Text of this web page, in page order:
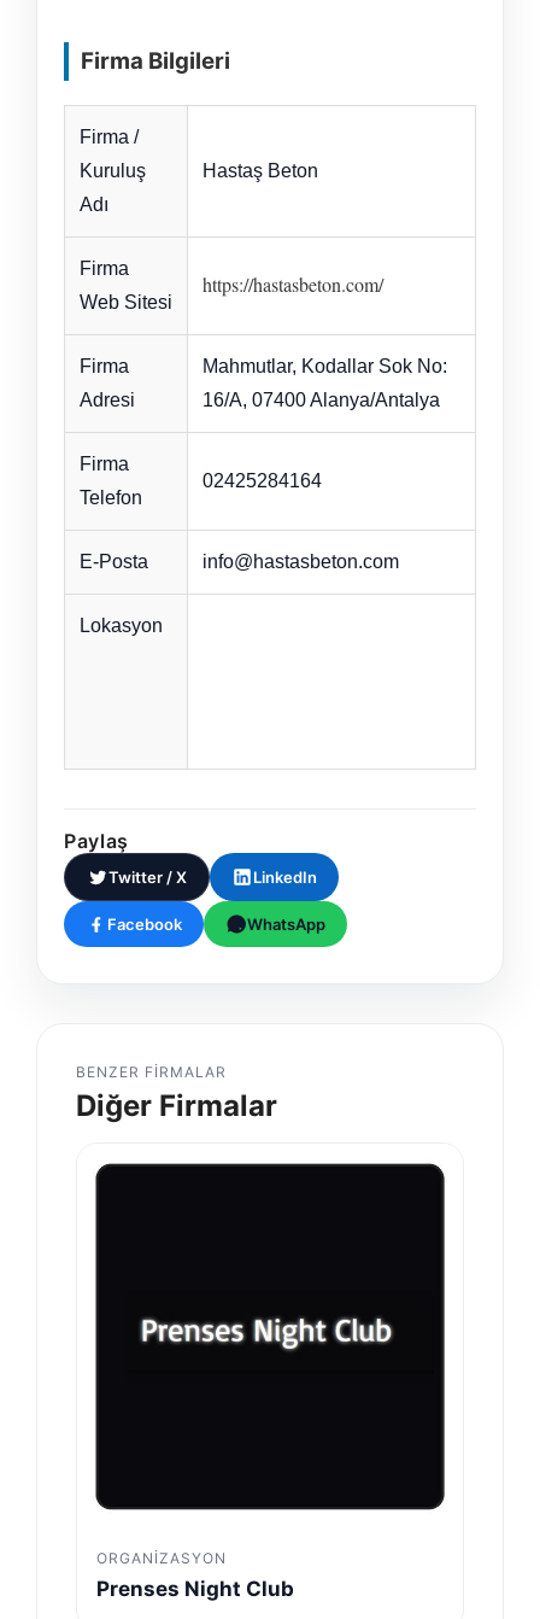
Firma Bilgileri
Firma /
Kuruluş
Adı
Hastaş Beton
Firma
Web Sitesi
https://hastasbeton.com/
Firma
Adresi
Mahmutlar, Kodallar Sok No:
16/A, 07400 Alanya/Antalya
Firma
Telefon
02425284164
E-Posta info@hastasbeton.com
Lokasyon
Paylaş
Twitter / X LinkedIn
Facebook WhatsApp
BENZER FIRMALAR
Diğer Firmalar
ORGANIZASYON
Prenses Night Club